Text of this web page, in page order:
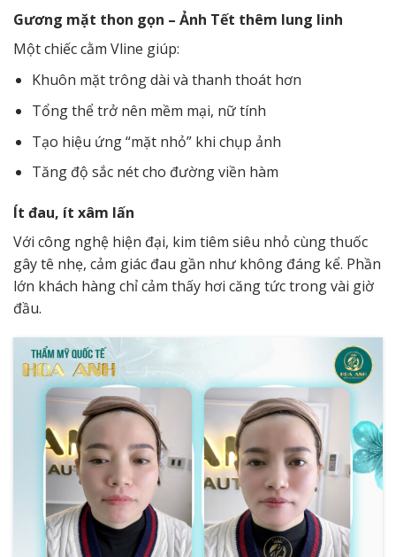
Gương mặt thon gọn – Ảnh Tết thêm lung linh
Một chiếc cằm Vline giúp:
Khuôn mặt trông dài và thanh thoát hơn
Tổng thể trở nên mềm mại, nữ tính
Tạo hiệu ứng “mặt nhỏ” khi chụp ảnh
Tăng độ sắc nét cho đường viền hàm
Ít đau, ít xâm lấn
Với công nghệ hiện đại, kim tiêm siêu nhỏ cùng thuốc
gây tê nhẹ, cảm giác đau gần như không đáng kể. Phần
lớn khách hàng chỉ cảm thấy hơi căng tức trong vài giờ
đầu.